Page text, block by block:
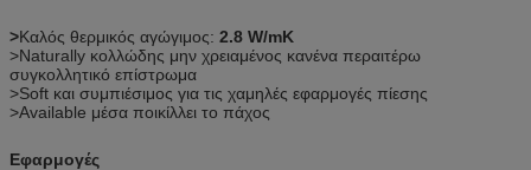
>Καλός θερμικός αγώγιμος: 2.8 W/mK
>Naturally κολλώδης μην χρειαμένος κανένα περαιτέρω
συγκολλητικό επίστρωμα
>Soft και συμπιέσιμος για τις χαμηλές εφαρμογές πίεσης
>Available μέσα ποικίλλει το πάχος
Εφαρμογές